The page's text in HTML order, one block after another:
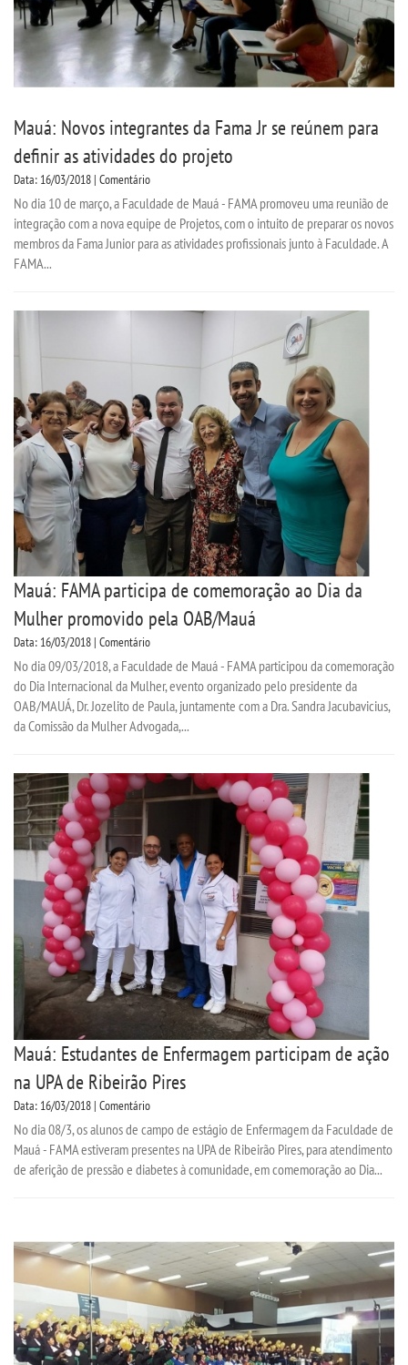
Mauá: Novos integrantes da Fama Jr se reúnem para
definir as atividades do projeto
Data: 16/03/2018 | Comentário
No dia 10 de março, a Faculdade de Mauá - FAMA promoveu uma reunião de
integração com a nova equipe de Projetos, com o intuito de preparar os novos
membros da Fama Junior para as atividades profissionais junto à Faculdade. A
FAMA...
Mauá: FAMA participa de comemoração ao Dia da
Mulher promovido pela OAB/Mauá
Data: 16/03/2018 | Comentário
No dia 09/03/2018, a Faculdade de Mauá - FAMA participou da comemoração
do Dia Internacional da Mulher, evento organizado pelo presidente da
OAB/MAUÁ, Dr. Jozelito de Paula, juntamente com a Dra. Sandra Jacubavicius,
da Comissão da Mulher Advogada,...
Mauá: Estudantes de Enfermagem participam de ação
na UPA de Ribeirão Pires
Data: 16/03/2018 | Comentário
No dia 08/3, os alunos de campo de estágio de Enfermagem da Faculdade de
Mauá - FAMA estiveram presentes na UPA de Ribeirão Pires, para atendimento
de aferição de pressão e diabetes à comunidade, em comemoração ao Dia...